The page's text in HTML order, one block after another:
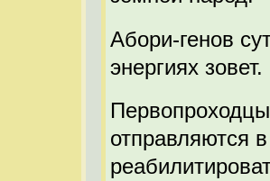
Абори-генов
энергиях зовет.
отправляются